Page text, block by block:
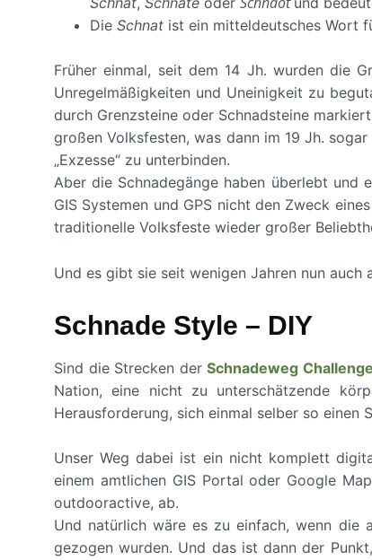
Die Schnat ist ein mitteldeutsches Wort
Früher einmal, seit dem 14 Jh. wurden die
Unregelmäßigkeiten und Uneinigkeit zu
durch Grenzsteine oder Schnadsteine
großen Volksfesten, was dann im 19 Jh.
„Exzesse“ zu unterbinden.
Aber die Schnadegänge haben überlebt und
GIS Systemen und GPS nicht den Zweck
traditionelle Volksfeste wieder großer
Und es gibt sie seit wenigen Jahren nun auch
Schnade Style – DIY
Sind die Strecken derSchnadeweg Challenge
Nation, eine nicht zu unterschätzende
Herausforderung, sich einmal selber so einen
Unser Weg dabei ist ein nicht komplett
einem amtlichen GIS Portal oder Google
outdooractive, ab.
Und natürlich wäre es zu einfach, wenn die
gezogen wurden. Und das ist dann der